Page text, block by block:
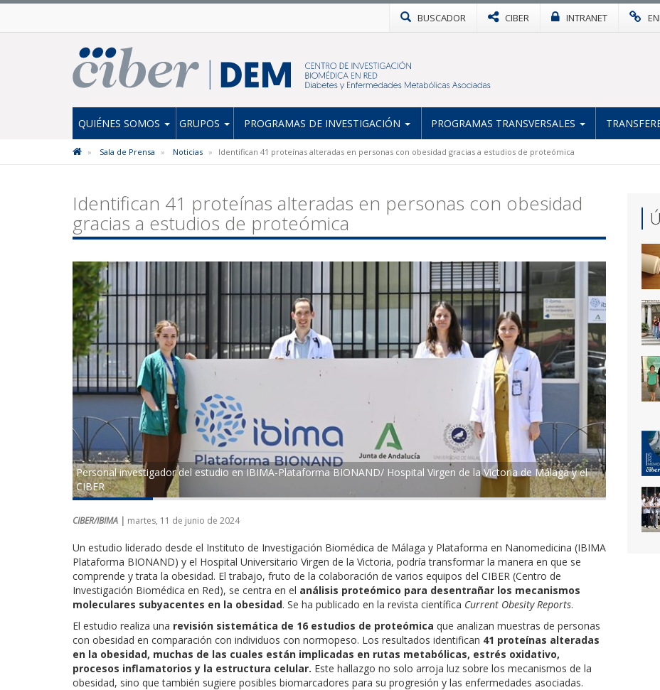
BUSCADOR CIBER INTRANET
QUIÉNES SOMOS GRUPOS PROGRAMAS DE INVESTIGACIÓN PROGRAMAS TRANSVERSALES
Sala de Prensa Noticias Identifican 41 proteínas alteradas en personas con obesidad gracias a estudios de proteómica
Identifican 41 proteínas alteradas en personas con obesidad
gracias a estudios de proteómica
Personal investigador del estudio en IBIMA-Plataforma BIONAND/ Hospital Virgen de la Victoria de Málaga y el
CIBER
CIBER/IBIMA | martes, 11 de junio de 2024
Un estudio liderado desde el Instituto de Investigación Biomédica de Málaga y Plataforma en Nanomedicina (IBIMA
Plataforma BIONAND) y el Hospital Universitario Virgen de la Victoria, podría transformar la manera en que se
comprende y trata la obesidad. El trabajo, fruto de la colaboración de varios equipos del CIBER (Centro de
Investigación Biomédica en Red), se centra en el análisis proteómico para desentrañar los mecanismos
moleculares subyacentes en la obesidad. Se ha publicado en la revista científica Current Obesity Reports.
El estudio realiza una revisión sistemática de 16 estudios de proteómica que analizan muestras de personas
con obesidad en comparación con individuos con normopeso. Los resultados identifican 41 proteínas alteradas
en la obesidad, muchas de las cuales están implicadas en rutas metabólicas, estrés oxidativo,
procesos inflamatorios y la estructura celular. Este hallazgo no solo arroja luz sobre los mecanismos de la
obesidad, sino que también sugiere posibles biomarcadores para su progresión y las enfermedades asociadas.